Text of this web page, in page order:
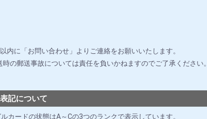
に「お問い合わせ」よりご連絡をお願いいたします。
の郵送事故については責任を負いかねますのでご了承ください。
記について
カードの状態はA～Cの3つのランクで表示しています。